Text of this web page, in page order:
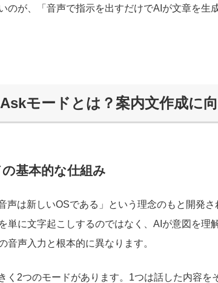
のが、「音声で指示を出すだけでAIが文章を生
モードとは？案内文作成に
基本的な仕組み
声は新しいOSである」という理念のもと開発
単に文字起こしするのではなく、AIが意図を理
音声入力と根本的に異なります。
く2つのモードがあります。1つは話した内容を